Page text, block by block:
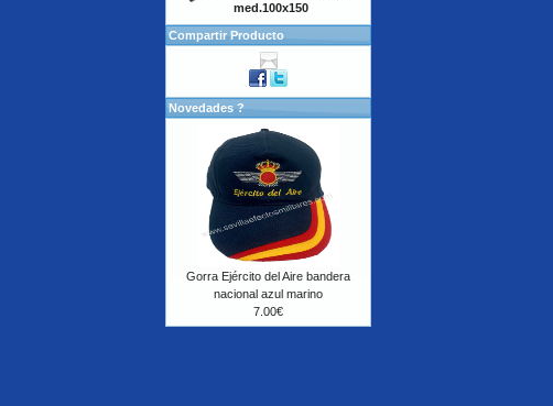
med.100x150
Compartir Producto
Novedades ?
Gorra Ejército del Aire bandera
nacional azul marino
7.00€